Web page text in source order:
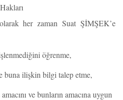
her zaman Suat ŞİMŞEK’e
öğrenme,
buna ilişkin bilgi talep etme,
ve bunların amacına uygun